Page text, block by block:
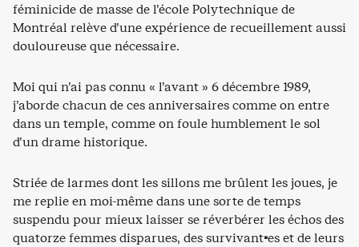
féminicide de masse de l’école Polytechnique de
Montréal relève d’une expérience de recueillement aussi
douloureuse que nécessaire.
Moi qui n’ai pas connu « l’avant » 6 décembre 1989,
j’aborde chacun de ces anniversaires comme on entre
dans un temple, comme on foule humblement le sol
d’un drame historique.
Striée de larmes dont les sillons me brûlent les joues, je
me replie en moi-même dans une sorte de temps
suspendu pour mieux laisser se réverbérer les échos des
quatorze femmes disparues, des survivant·es et de leurs